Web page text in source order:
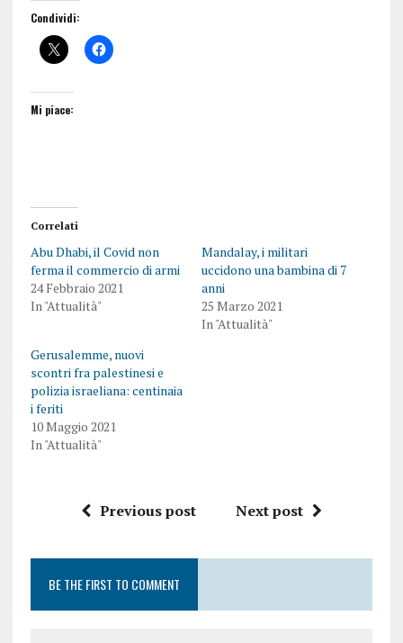
Condividi:
Mi piace:
Correlati
Abu Dhabi, il Covid non
ferma il commercio di armi
24 Febbraio 2021
In "Attualità"
Mandalay, i militari
uccidono una bambina di 7
anni
25 Marzo 2021
In "Attualità"
Gerusalemme, nuovi
scontri fra palestinesi e
polizia israeliana: centinaia
i feriti
10 Maggio 2021
In "Attualità"
Previous post Next post
BE THE FIRST TO COMMENT